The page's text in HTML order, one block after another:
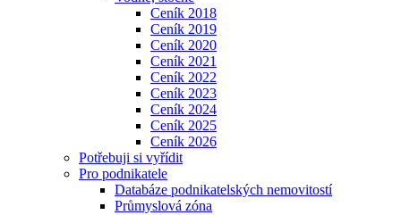
Ceník 2018
Ceník 2019
Ceník 2020
Ceník 2021
Ceník 2022
Ceník 2023
Ceník 2024
Ceník 2025
Ceník 2026
Potřebuji si vyřídit
Pro podnikatele
Databáze podnikatelských nemovitostí
Průmyslová zóna